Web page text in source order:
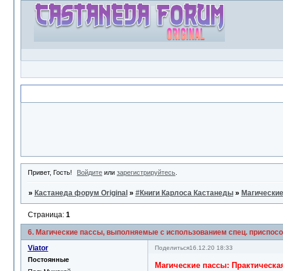
Привет, Гость! Войдите илизарегистрируйтесь
» Кастанеда форум Original » #Книги Карлоса Кастанеды »
6. Магические пассы, выполняемые с использованием спец.
Страница: 1
Поделиться16.12.20 18:33
Viator
Постоянные
Магические пассы: